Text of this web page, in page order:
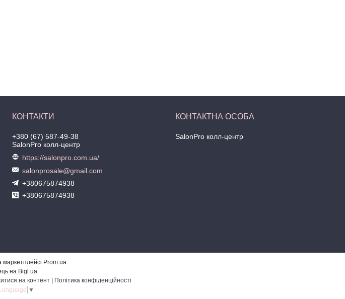
+380 (67) 587-49-38
SalonPro колл-центр
https://salonpro.com.ua/
salonprosale@gmail.com
+380675874938
+380675874938
SalonPro колл-центр
Prom.ua
на Bigl.ua
на контент | Політика конфіденційності
▼